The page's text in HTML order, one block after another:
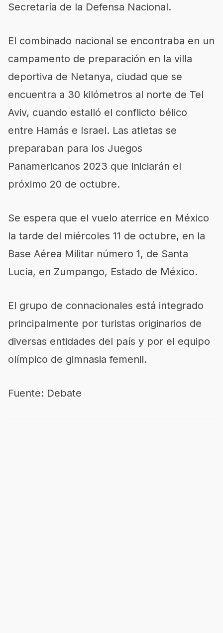
Secretaría de la Defensa Nacional.
El combinado nacional se encontraba en un
campamento de preparación en la villa
deportiva de Netanya, ciudad que se
encuentra a 30 kilómetros al norte de Tel
Aviv, cuando estalló el conflicto bélico
entre Hamás e Israel. Las atletas se
preparaban para los Juegos
Panamericanos 2023 que iniciarán el
próximo 20 de octubre.
Se espera que el vuelo aterrice en México
la tarde del miércoles 11 de octubre, en la
Base Aérea Militar número 1, de Santa
Lucía, en Zumpango, Estado de México.
El grupo de connacionales está integrado
principalmente por turistas originarios de
diversas entidades del país y por el equipo
olímpico de gimnasia femenil.
Fuente: Debate